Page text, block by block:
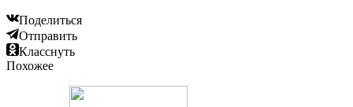
Поделиться
Отправить
Класснуть
Похожее